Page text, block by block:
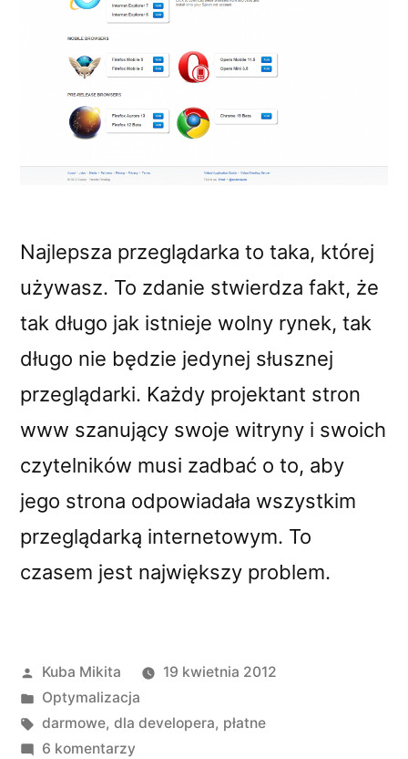
Najlepsza przeglądarka to taka, której
używasz. To zdanie stwierdza fakt, że
tak długo jak istnieje wolny rynek, tak
długo nie będzie jedynej słusznej
przeglądarki. Każdy projektant stron
www szanujący swoje witryny i swoich
czytelników musi zadbać o to, aby
jego strona odpowiadała wszystkim
przeglądarką internetowym. To
czasem jest największy problem.
Opublikowane
przez
Kuba Mikita
19 kwietnia 2012
Opublikowano
w
Optymalizacja
Tagi:
darmowe, dla developera, płatne
6 komentarzydo